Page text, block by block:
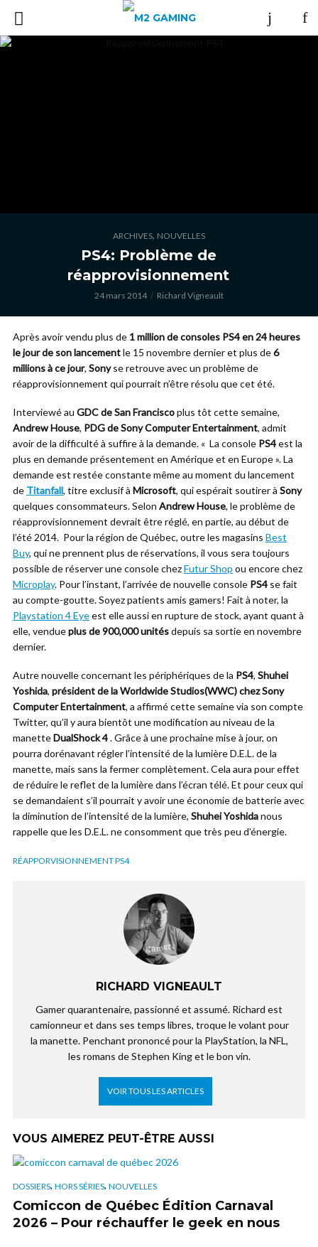
ARCHIVES, NOUVELLES
PS4: Problème de
réapprovisionnement
24 mars 2014 Richard Vigneault
Après avoir vendu plus de 1 million de consoles PS4 en 24 heures
le jour de son lancementle 15 novembre dernier et plus de6
millions à ce jour, Sonyse retrouve avec un problème de
réapprovisionnement qui pourrait n’être résolu que cet été.
Interviewé au GDC de San Franciscoplus tôt cette semaine,
Andrew House, PDG de Sony Computer Entertainment, admit
avoir de la difficulté à suffire à la demande. « La console PS4est la
plus en demande présentement en Amérique et en Europe ». La
demande est restée constante même au moment du lancement
de Titanfall, titre exclusif à Microsoft, qui espérait soutirer à Sony
quelques consommateurs. Selon Andrew House, le problème de
réapprovisionnement devrait être réglé, en partie, au début de
l’été 2014. Pour la région de Québec, outre les magasins Best
Buy, qui ne prennent plus de réservations, il vous sera toujours
possible de réserver une console chezFutur Shop ou encore chez
Microplay. Pour l’instant, l’arrivée de nouvelle console PS4 se fait
au compte-goutte. Soyez patients amis gamers! Fait à noter, la
Playstation 4 Eyeest elle aussi en rupture de stock, ayant quant à
elle, vendueplus de 900,000 unitésdepuis sa sortie en novembre
dernier.
Autre nouvelle concernant les périphériques de la PS4, Shuhei
Yoshida, président de la Worldwide Studios(WWC) chez Sony
Computer Entertainment, a affirmé cette semaine via son compte
Twitter, qu’il y aura bientôt une modification au niveau de la
manetteDualShock 4. Grâce à une prochaine mise à jour, on
pourra dorénavant régler l’intensité de la lumière D.E.L. de la
manette, mais sans la fermer complètement. Cela aura pour effet
de réduire le reflet de la lumière dans l’écran télé. Et pour ceux qui
se demandaient s’il pourrait y avoir une économie de batterie avec
la diminution de l’intensité de la lumière, Shuhei Yoshidanous
rappelle que les D.E.L. ne consomment que très peu d’énergie.
RÉAPPORVISIONNEMENT PS4
RICHARD VIGNEAULT
Gamer quarantenaire, passionné et assumé. Richard est
camionneur et dans ses temps libres, troque le volant pour
la manette. Penchant prononcé pour la PlayStation, la NFL,
les romans de Stephen King et le bon vin.
VOIR TOUS LES ARTICLES
VOUS AIMEREZ PEUT-ÊTRE AUSSI
DOSSIERS, HORS SÉRIES, NOUVELLES
Comiccon de Québec Édition Carnaval
2026 – Pour réchauffer le geek en nous